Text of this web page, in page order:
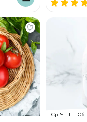
Ср Чт Пт Сб